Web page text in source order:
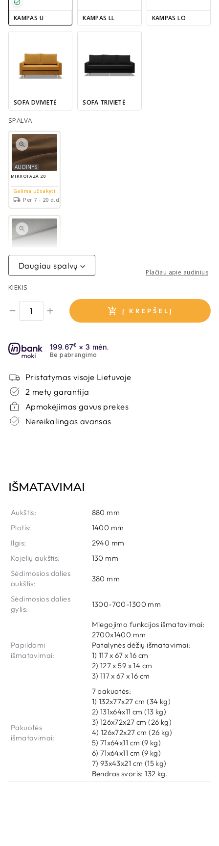
KAMPAS U KAMPAS LL KAMPAS LO
SOFA DVIVIETĖ SOFA TRIVIETĖ
SPALVA
AUDINYS
MIKROFAZA 20
Galima užsakyti
Per 7 - 20 d.d.
Galima užsakyti
Per 7 - 20 d.d.
MIKROFAZA 15
Yra sandėlyje
AUDINYS
PAROS 02
Yra sandėlyje
KRONOS 01
Yra sandėlyje
Daugiau spalvų
Plačiau apie audinius
KIEKIS
Į KREPŠELĮ
199.67€ × 3 mėn.
Be pabrangimo
Pristatymas visoje Lietuvoje
2 metų garantija
Apmokėjimas gavus prekes
Nereikalingas avansas
IŠMATAVIMAI
Aukštis:
880 mm
Plotis:
1400 mm
Ilgis:
2940 mm
Kojelių aukštis:
130 mm
Sėdimosios dalies
aukštis:
380 mm
Sėdimosios dalies
gylis:
1300-700-1300 mm
Papildomi
išmatavimai:
Miegojimo funkcijos išmatavimai:
2700x1400 mm
Patalynės dėžių išmatavimai:
1) 117 x 67 x 16 cm
2) 127 x 59 x 14 cm
3) 117 x 67 x 16 cm
Pakuotės
išmatavimai:
7 pakuotės:
1) 132x77x27 cm (34 kg)
2) 131x64x11 cm (13 kg)
3) 126x72x27 cm (26 kg)
4) 126x72x27 cm (26 kg)
5) 71x64x11 cm (9 kg)
6) 71x64x11 cm (9 kg)
7) 93x43x21 cm (15 kg)
Bendras svoris: 132 kg.